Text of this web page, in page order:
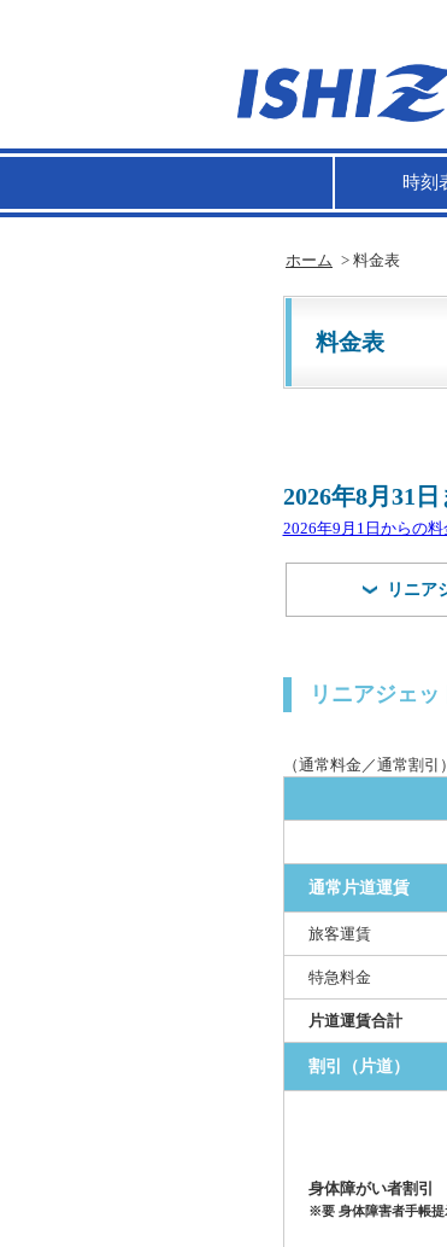
時刻
ホーム > 料金表
料金表
2026年8月31
2026年9月1日からの
リニア
リニアジェッ
（通常料金／通常割引）
通常片道運賃
旅客運賃
特急料金
片道運賃合計
割引（片道）
身体障がい者割引
※要 身体障害者手帳提